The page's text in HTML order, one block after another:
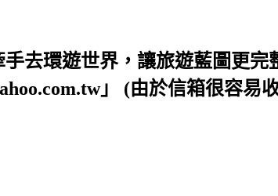
去環遊世界，讓旅遊藍圖更完
」 (由於信箱很容